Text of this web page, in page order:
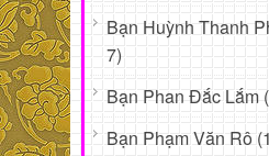
Bạn Huỳnh Thanh
7)
Bạn Phan Đắc Lắm
Bạn Phạm Văn Rô